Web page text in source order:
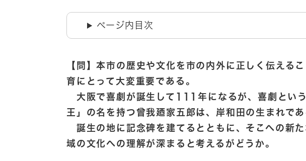
道路・河川・交通ページ内目次
【問】本市の歴史や文化を市の内外に正しく伝える
育にとって大変重要である。
大阪で喜劇が誕生して111年になるが、喜劇とい
王」の名を持つ曾我廼家五郎は、岸和田の生まれであ
誕生の地に記念碑を建てるとともに、そこへの新
域の文化への理解が深まると考えるがどうか。